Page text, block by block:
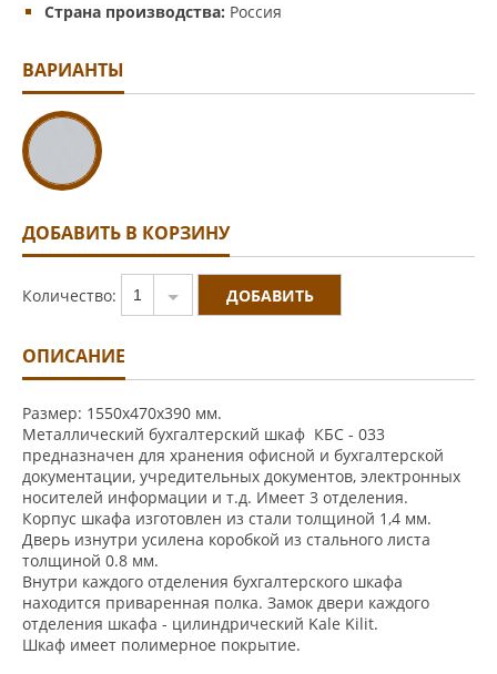
Страна производства: Россия
ВАРИАНТЫ
ДОБАВИТЬ В КОРЗИНУ
Количество: 1
ОПИСАНИЕ
Размер: 1550х470х390 мм.
Металлический бухгалтерский шкаф КБС - 033
предназначен для хранения офисной и бухгалтерской
документации, учредительных документов, электронных
носителей информации и т.д. Имеет 3 отделения.
Корпус шкафа изготовлен из стали толщиной 1,4 мм.
Дверь изнутри усилена коробкой из стального листа
толщиной 0.8 мм.
Внутри каждого отделения бухгалтерского шкафа
находится приваренная полка. Замок двери каждого
отделения шкафа - цилиндрический Kale Kilit.
Шкаф имеет полимерное покрытие.